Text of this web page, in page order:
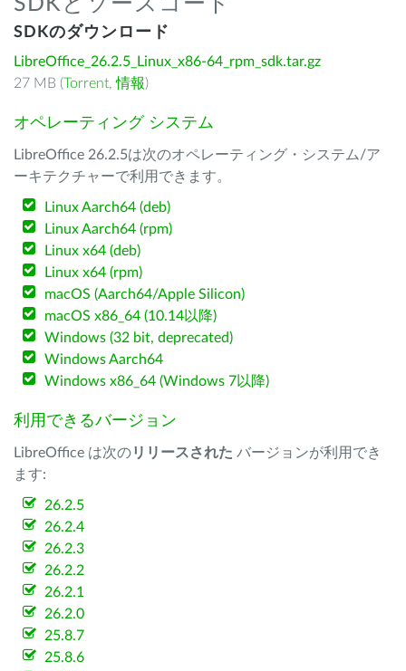
SDKのダウンロード
LibreOffice_26.2.5_Linux_x86-64_rpm_sdk.tar.gz
27 MB (Torrent,情報)
オペレーティング システム
LibreOffice 26.2.5は次のオペレーティング・システム/ア
ーキテクチャーで利用できます。
Linux Aarch64 (deb)
Linux Aarch64 (rpm)
Linux x64 (deb)
Linux x64 (rpm)
macOS (Aarch64/Apple Silicon)
macOS x86_64 (10.14以降)
Windows (32 bit, deprecated)
Windows Aarch64
Windows x86_64 (Windows 7以降)
利用できるバージョン
LibreOffice は次のリリースされた バージョンが利用でき
ます:
26.2.5
26.2.4
26.2.3
26.2.2
26.2.1
26.2.0
25.8.7
25.8.6